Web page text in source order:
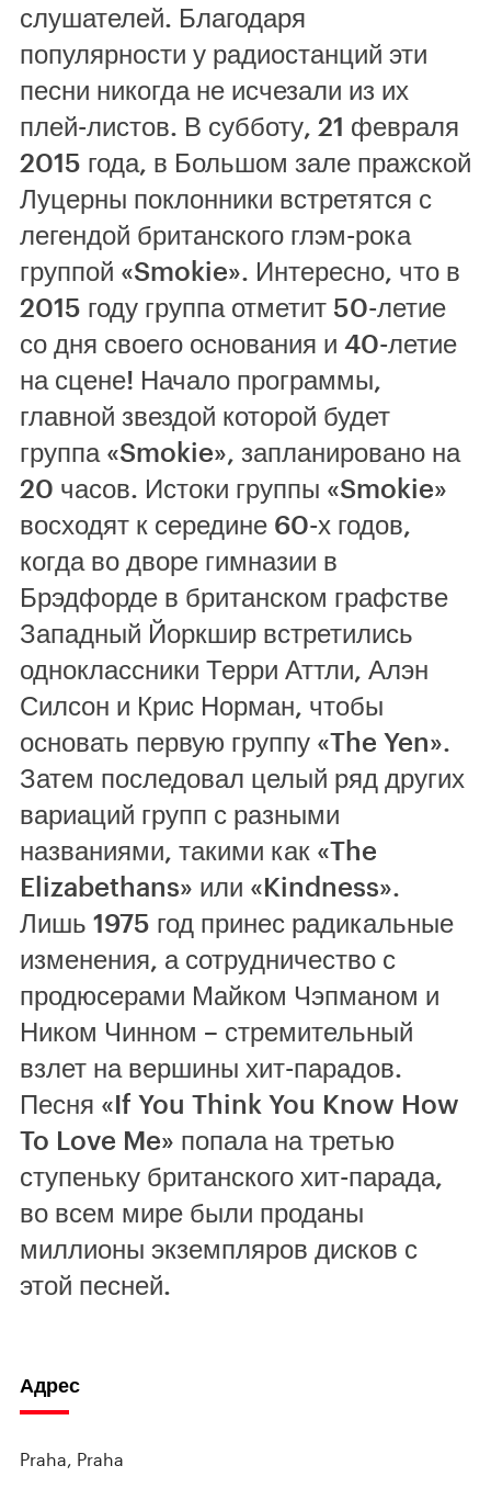
слушателей. Благодаря
популярности у радиостанций эти
песни никогда не исчезали из их
плей-листов. В субботу, 21 февраля
2015 года, в Большом зале пражской
Луцерны поклонники встретятся с
легендой британского глэм-рока
группой «Smokie». Интересно, что в
2015 году группа отметит 50-летие
со дня своего основания и 40-летие
на сцене! Начало программы,
главной звездой которой будет
группа «Smokie», запланировано на
20 часов. Истоки группы «Smokie»
восходят к середине 60-х годов,
когда во дворе гимназии в
Брэдфорде в британском графстве
Западный Йоркшир встретились
одноклассники Терри Аттли, Алэн
Силсон и Крис Норман, чтобы
основать первую группу «The Yen».
Затем последовал целый ряд других
вариаций групп с разными
названиями, такими как «The
Elizabethans» или «Kindness».
Лишь 1975 год принес радикальные
изменения, а сотрудничество с
продюсерами Майком Чэпманом и
Ником Чинном – стремительный
взлет на вершины хит-парадов.
Песня «If You Think You Know How
To Love Me» попала на третью
ступеньку британского хит-парада,
во всем мире были проданы
миллионы экземпляров дисков с
этой песней.
Адрес
Praha, Praha